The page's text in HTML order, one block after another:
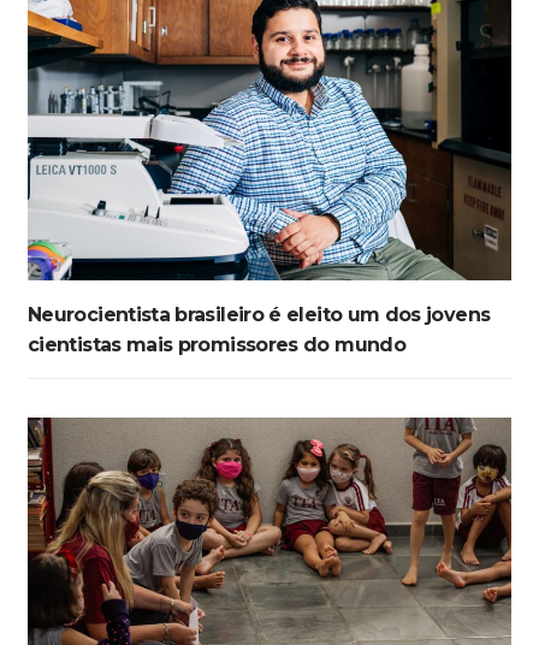
Neurocientista brasileiro é eleito um dos jovens
cientistas mais promissores do mundo